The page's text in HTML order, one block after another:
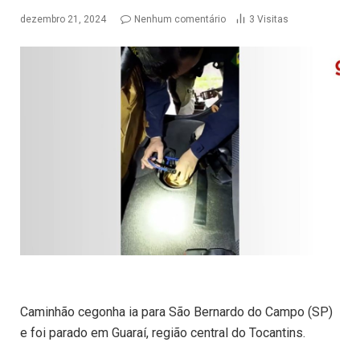
dezembro 21, 2024 Nenhum comentário 3 Visitas
Caminhão cegonha ia para São Bernardo do Campo (SP)
e foi parado em Guaraí, região central do Tocantins.